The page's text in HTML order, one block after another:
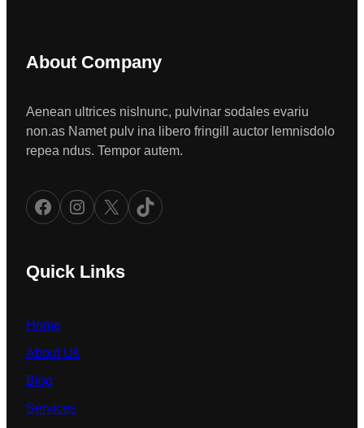
About Company
Aenean ultrices nislnunc, pulvinar sodales evariu
non.as Namet pulv ina libero fringill auctor lemnisdolo
repea ndus. Tempor autem.
Facebook Instagram X TikTok
Quick Links
Home
About Us
Blog
Services